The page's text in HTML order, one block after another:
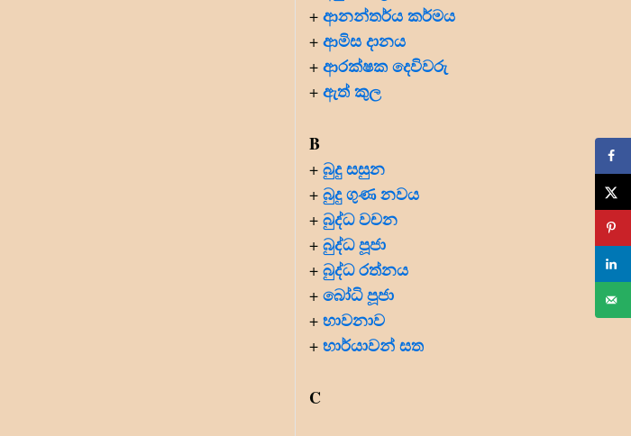
+ ආනන්තර්ය කර්මය
+ ආමිස දානය
+ ආරක්ෂක දෙවිවරු
+ ඇත් කුල
B
+ බුදු සසුන
+ බුදු ගුණ නවය
+ බුද්ධ වචන
+ බුද්ධ පූජා
+ බුද්ධ රත්නය
+ බෝධි පූජා
+ භාවනාව
+ භාර්යාවන් සත
C